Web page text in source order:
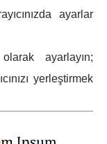
ayarlar
ayarlayın;
yerleştirmek